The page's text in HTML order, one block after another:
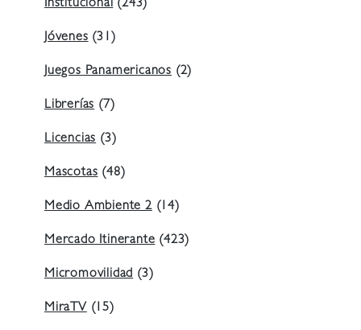
Institucional(243)
Jóvenes(31)
Juegos Panamericanos (2)
Librerías(7)
Licencias(3)
Mascotas(48)
Medio Ambiente 2(14)
Mercado Itinerante(423)
Micromovilidad(3)
MiraTV(15)